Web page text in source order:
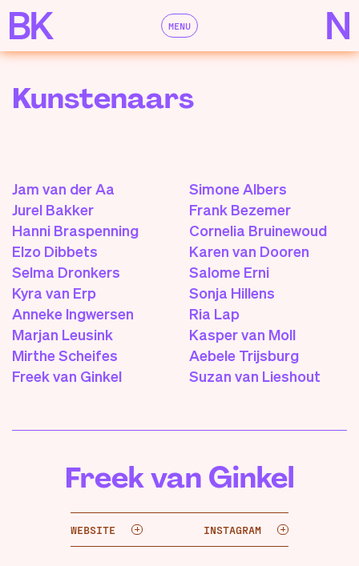
MENU
Kunstenaars
Jam van der Aa
Simone Albers
Jurel Bakker
Frank Bezemer
Hanni Braspenning
Cornelia Bruinewoud
Elzo Dibbets
Karen van Dooren
Selma Dronkers
Salome Erni
Kyra van Erp
Sonja Hillens
Anneke Ingwersen
Ria Lap
Marjan Leusink
Kasper van Moll
Mirthe Scheifes
Aebele Trijsburg
Freek van Ginkel
Suzan van Lieshout
Freek van Ginkel
WEBSITE INSTAGRAM